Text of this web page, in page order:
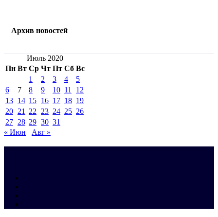
Архив новостей
Июль 2020
Пн Вт Ср Чт Пт Сб Вс
1
2 3 4
5
6
7 8 9 10 11
12
13 14 15 16 17 18 19
20 21 22 23 24 25 26
27 28 29 30 31
« Июн
Авг »